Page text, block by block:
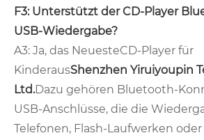
F3: Unterstützt der CD-Player
USB-Wiedergabe?
A3: Ja, das NeuesteCD-Player für
KinderausShenzhen Yiruiyoupin
Ltd.Dazu gehören Bluetooth-
USB-Anschlüsse, die die
Telefonen, Flash-Laufwerken